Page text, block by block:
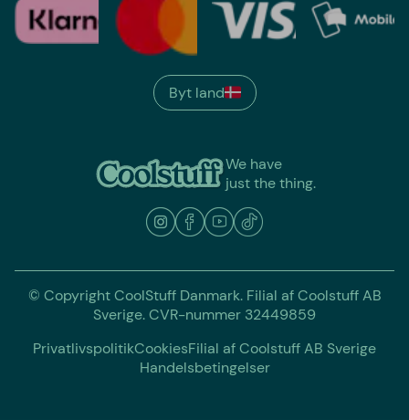
We have
just the thing.
Byt land
© Copyright CoolStuff Danmark. Filial af Coolstuff AB
Sverige. CVR-nummer 32449859
PrivatlivspolitikCookiesFilial af Coolstuff AB Sverige
Handelsbetingelser